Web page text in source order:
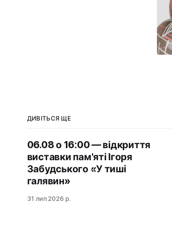
ДИВІТЬСЯ ЩЕ
06.08 о 16:00 — відкриття
виставки пам'яті Ігоря
Забудського «У тиші
галявин»
31 лип 2026 р.